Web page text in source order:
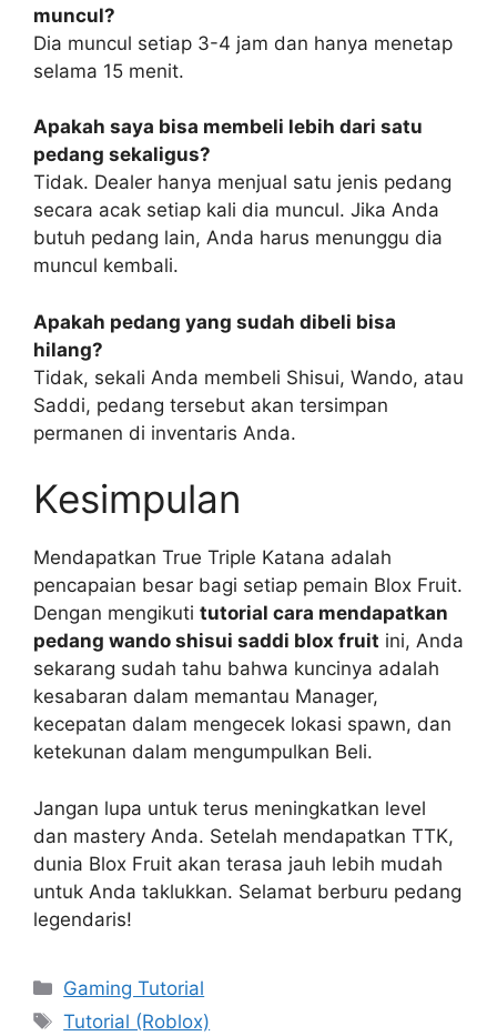
muncul?
Dia muncul setiap 3-4 jam dan hanya menetap
selama 15 menit.
Apakah saya bisa membeli lebih dari satu
pedang sekaligus?
Tidak. Dealer hanya menjual satu jenis pedang
secara acak setiap kali dia muncul. Jika Anda
butuh pedang lain, Anda harus menunggu dia
muncul kembali.
Apakah pedang yang sudah dibeli bisa
hilang?
Tidak, sekali Anda membeli Shisui, Wando, atau
Saddi, pedang tersebut akan tersimpan
permanen di inventaris Anda.
Kesimpulan
Mendapatkan True Triple Katana adalah
pencapaian besar bagi setiap pemain Blox Fruit.
Dengan mengikuti tutorial cara mendapatkan
pedang wando shisui saddi blox fruit ini, Anda
sekarang sudah tahu bahwa kuncinya adalah
kesabaran dalam memantau Manager,
kecepatan dalam mengecek lokasi spawn, dan
ketekunan dalam mengumpulkan Beli.
Jangan lupa untuk terus meningkatkan level
dan mastery Anda. Setelah mendapatkan TTK,
dunia Blox Fruit akan terasa jauh lebih mudah
untuk Anda taklukkan. Selamat berburu pedang
legendaris!
Categories
Gaming Tutorial
Tags
Tutorial (Roblox)